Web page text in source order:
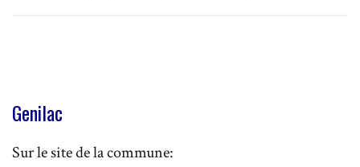
Genilac
Sur le site de la commune: